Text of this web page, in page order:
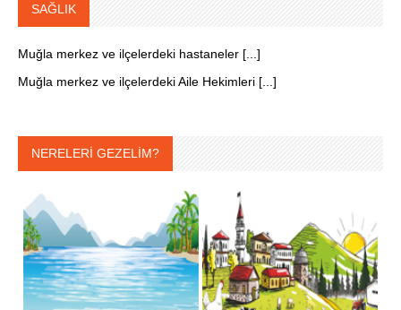
SAĞLIK
Muğla merkez ve ilçelerdeki hastaneler [...]
Muğla merkez ve ilçelerdeki Aile Hekimleri [...]
NERELERİ GEZELİM?